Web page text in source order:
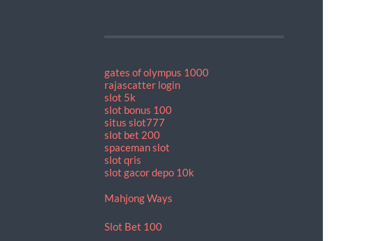
gates of olympus 1000
rajascatter login
slot 5k
slot bonus 100
situs slot777
slot bet 200
spaceman slot
slot qris
slot gacor depo 10k
Mahjong Ways
Slot Bet 100